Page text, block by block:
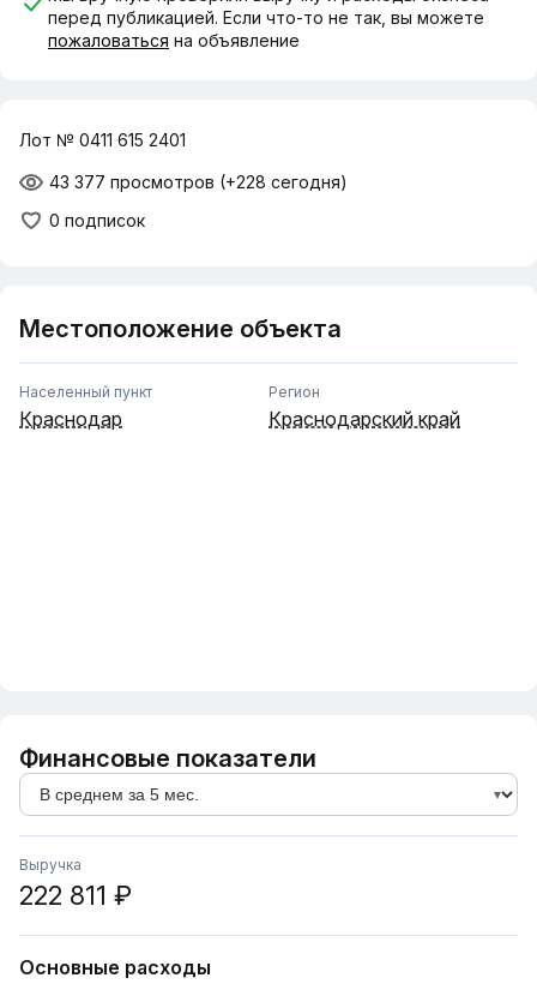
перед публикацией. Если что-то не так, вы можете
пожаловаться на объявление
Лот № 0411 615 2401
43 377 просмотров (+228 сегодня)
0 подписок
Местоположение объекта
Населенный пункт
Краснодар
Регион
Краснодарский край
Финансовые показатели
Выручка
222 811 ₽
Основные расходы